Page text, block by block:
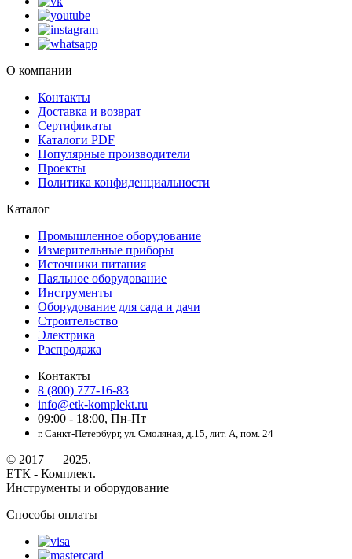
О компании
Контакты
Доставка и возврат
Сертификаты
Каталоги PDF
Популярные производители
Проекты
Политика конфиденциальности
Каталог
Промышленное оборудование
Измерительные приборы
Источники питания
Паяльное оборудование
Инструменты
Оборудование для сада и дачи
Строительство
Электрика
Распродажа
Контакты
8 (800) 777-16-83
info@etk-komplekt.ru
09:00 - 18:00, Пн-Пт
г. Санкт-Петербург, ул. Смоляная, д.15, лит. А, пом. 24
© 2017 — 2025.
ЕТК - Комплект.
Инструменты и оборудование
Способы оплаты